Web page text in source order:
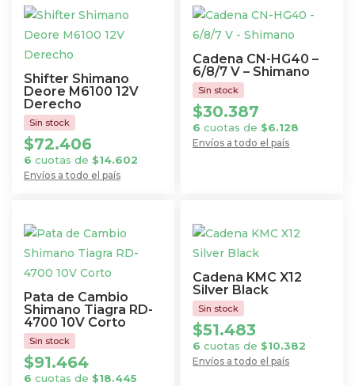
Shifter Shimano
Deore M6100 12V
Derecho
Envíos a todo el país
$72.406
6 cuotas de $14.602
Cadena CN-HG40 –
6/8/7 V – Shimano
Envíos a todo el país
$30.387
6 cuotas de $6.128
Pata de Cambio
Shimano Tiagra RD-
4700 10V Corto
$91.464
6 cuotas de $18.445
Cadena KMC X12
Silver Black
Envíos a todo el país
$51.483
6 cuotas de $10.382